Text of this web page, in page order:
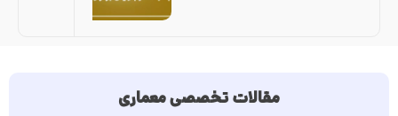
مقالات تخصصی معماری